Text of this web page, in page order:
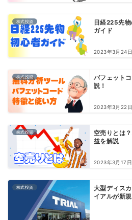
株式投資
日経225先
ガイド
2023年3月24日
株式投資
バフェット
説！
2023年3月22日
株式投資
空売りとは
益を解説
2023年3月17日
株式投資
大型ディス
イアルが新